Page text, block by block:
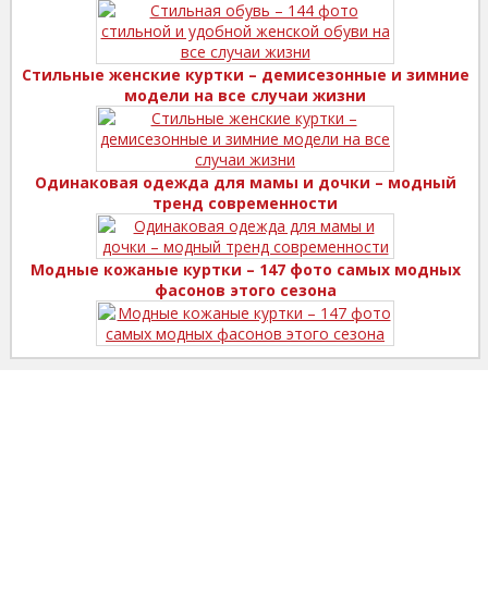
Стильные женские куртки – демисезонные и зимние
модели на все случаи жизни
Одинаковая одежда для мамы и дочки – модный
тренд современности
Модные кожаные куртки – 147 фото самых модных
фасонов этого сезона